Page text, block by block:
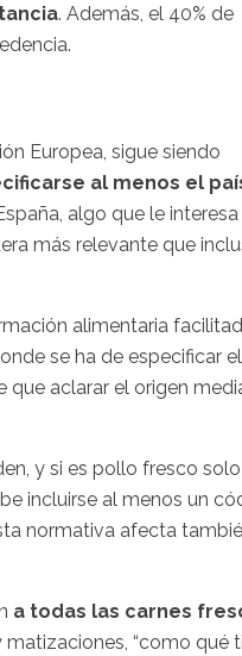
. Además, el 40% de
Europea, sigue siendo
al menos el
algo que le interesa
más relevante que
alimentaria
se ha de especificar el
que aclarar el origen
y si es pollo fresco solo
incluirse al menos un
normativa afecta
a todas las carnes
“como qué